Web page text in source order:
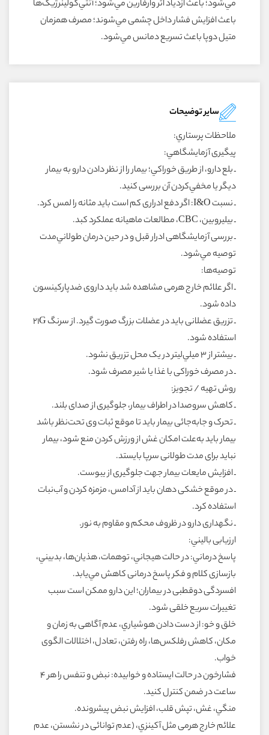
مي‌شود؛ باعث ازدياد اثر وارفارين مي‌شود؛ آنتي‌کولينرژيک‌ها
باعث افزايش فشار داخل چشمى مي‌شوند؛ مصرف همزمان
متيل دوپا باعث تسريع دمانس مي‌شود.
سایر توضیحات
ملاحظات پرستاري:
پيگيرى آزمايشگاهي:
ـ بلع دارو، از طريق خوراکي؛ بيمار را از نظر دادن دارو به بيمار
ديگر يا مخفي‌کردن آن بررسى کنيد.
ـ نسبت I&O: اگر دفع ادرارى کم است بايد مثانه را لمس کرد.
ـ بيليروبين، CBC، مطالعات ماهيانه عملکرد کبد.
ـ بررسى آزمايشگاهى ادرار قبل و در حين درمان طولاني‌مدت
توصيه مي‌شود.
توصيه‌ها:
ـ اگر علائم خارج هرمى مشاهده شد بايد داروى ضدپارکينسون
داده شود.
ـ تزريق عضلانى بايد در عضلات بزرگ صورت گيرد. از سرنگ ۲۱G
استفاده شود.
ـ بيشتر از ۳ ميلي‌ليتر در يک محل تزريق نشود.
ـ در مصرف خوراکى با غذا يا شير مصرف شود.
روش تهيه / تجويز:
ـ کاهش سروصدا در اطراف بيمار، جلوگيرى از صداى بلند.
ـ تحرک و جابه‌جائى بيمار بايد تا موقع ثبات وى تحت‌نظر باشد
بيمار بايد به‌علت امکان غش از ورزش کردن منع شود، بيمار
نبايد براى مدت طولانى سرپا بايستد.
ـ افزايش مايعات بيمار جهت جلوگيرى از يبوست.
ـ در موقع خشکى دهان بايد از آدامس، مزمزه کردن و آب‌نبات
استفاده کرد.
ـ نگهدارى دارو در ظروف محکم و مقاوم به نور.
ارزيابى باليني:
پاسخ درماني: در حالت هيجاني، توهمات، هذيان‌ها، بدبيني،
بازسازى کلام و فکر پاسخ درمانى کاهش مي‌يابد.
افسردگى دوقطبى در بيماران؛ اين دارو ممکن است سبب
تغييرات سريع خلقى شود.
خلق و خو: از دست‌ دادن هوشياري، عدم آگاهى به زمان و
مکان، کاهش رفلکس‌ها، راه رفتن، تعادل، اختلالات الگوى
خواب.
فشارخون در حالت ايستاده و خوابيده: نبض و تنفس را هر ۴
ساعت در ضمن کنترل کنيد.
منگي، غش، تپش قلب، افزايش نبض پيشرونده.
علائم خارج هرمى مثل آکينزي، (عدم توانائى در نشستن، عدم